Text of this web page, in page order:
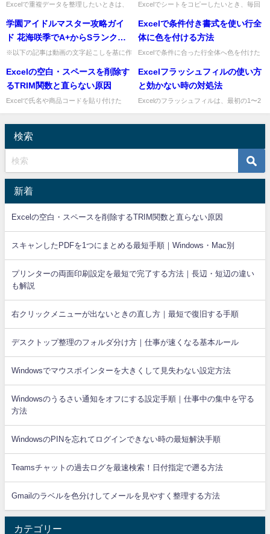
Excelで重複データを整理したいときは、
ちばん早いです。今すぐ片付けたいなら
「重複の削除」、先に確認...
Excelでシートをコピーしたいとき、毎回
時間がかかりますよね。月次資料やテンプ
レート作成を繰り返す仕...
学園アイドルマスター攻略ガイ
ド 花海咲季でA+からSランクへ
の道！効率的なレッスンと試験
対策完全解説【学マス】
※以下の記事は動画の文字起こしを基に作
正確で詳細な情報は上部の動画をご覧くだ
さい。中央の再生ボタンをク...
Excelで条件付き書式を使い行全
体に色を付ける方法
Excelで条件に合った行全体へ色を付けた
て、書式設定するセルを決定を選ぶのが最
短です。特定の列を判定基...
Excelの空白・スペースを削除す
るTRIM関数と直らない原因
Excelで氏名や商品コードを貼り付けた
ありますよね。そんなときは、...
Excelフラッシュフィルの使い方
と効かない時の対処法
Excelのフラッシュフィルは、最初の1〜2
検索
新着
Excelの空白・スペースを削除するTRIM関数と直らない原因
スキャンしたPDFを1つにまとめる最短手順｜Windows・Mac別
プリンターの両面印刷設定を最短で完了する方法｜長辺・短辺の違い
も解説
右クリックメニューが出ないときの直し方｜最短で復旧する手順
デスクトップ整理のフォルダ分け方｜仕事が速くなる基本ルール
Windowsでマウスポインターを大きくして見失わない設定方法
Windowsのうるさい通知をオフにする設定手順｜仕事中の集中を守る
方法
WindowsのPINを忘れてログインできない時の最短解決手順
Teamsチャットの過去ログを最速検索！日付指定で遡る方法
Gmailのラベルを色分けしてメールを見やすく整理する方法
カテゴリー